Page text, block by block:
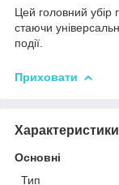
Цей головний убір
стаючи
події.
Приховати
Характеристики
Основні
Тип